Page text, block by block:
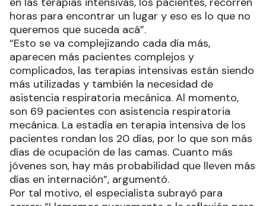
horas para encontrar un lugar y eso es lo que no
queremos que suceda acá”.
“Esto se va complejizando cada día más,
aparecen más pacientes complejos y
complicados, las terapias intensivas están siendo
más utilizadas y también la necesidad de
asistencia respiratoria mecánica. Al momento,
son 69 pacientes con asistencia respiratoria
mecánica. La estadía en terapia intensiva de los
pacientes rondan los 20 días, por lo que son más
días de ocupación de las camas. Cuanto más
jóvenes son, hay más probabilidad que lleven más
días en internación”, argumentó.
Por tal motivo, el especialista subrayó para